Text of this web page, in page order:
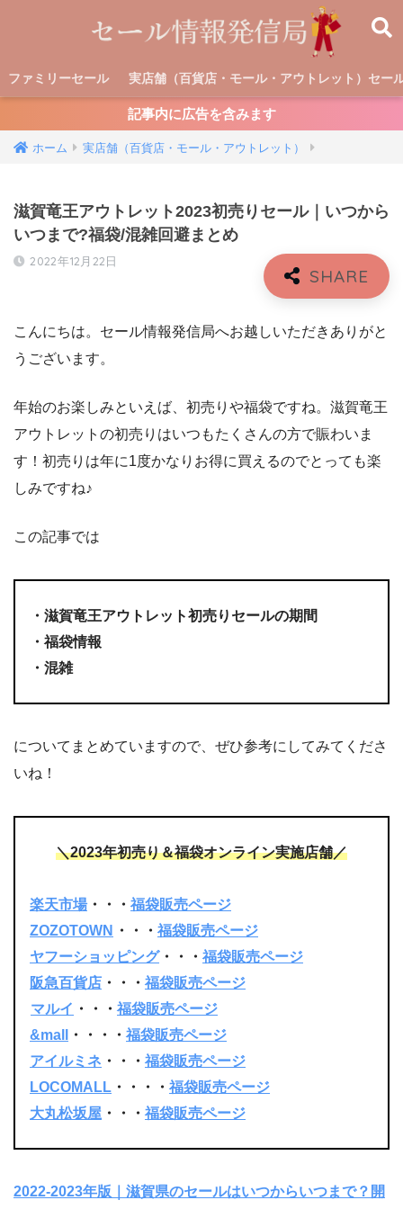
ファミリーセール 実店舗（百貨店・モール・アウトレット）セー
記事内に広告を含みます
ホーム 実店舗（百貨店・モール・アウトレット）
滋賀竜王アウトレット2023初売りセール｜いつから
いつまで?福袋/混雑回避まとめ
2022年12月22日
こんにちは。セール情報発信局へお越しいただきありがと
うございます。
年始のお楽しみといえば、初売りや福袋ですね。滋賀竜王
アウトレットの初売りはいつもたくさんの方で賑わいま
す！初売りは年に1度かなりお得に買えるのでとっても楽
しみですね♪
この記事では
・滋賀竜王アウトレット初売りセールの期間
・福袋情報
・混雑
についてまとめていますので、ぜひ参考にしてみてくださ
いね！
＼2023年初売り＆福袋オンライン実施店舗／
楽天市場・・・ 福袋販売ページ
ZOZOTOWN
・・・ 福袋販売ページ
ヤフーショッピング・・・ 福袋販売ページ
阪急百貨店 ・・・ 福袋販売ページ
マルイ ・・・ 福袋販売ページ
&mall
・・・・ 福袋販売ページ
アイルミネ ・・・ 福袋販売ページ
LOCOMALL ・・・・ 福袋販売ページ
大丸松坂屋 ・・・ 福袋販売ページ
2022-2023年版｜滋賀県のセールはいつからいつまで？開